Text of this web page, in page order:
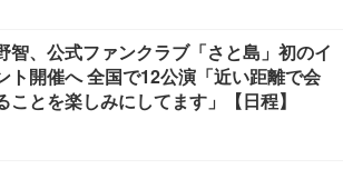
智、公式ファンクラブ「さと島」初のイ
ト開催へ 全国で12公演「近い距離で会
ことを楽しみにしてます」【日程】